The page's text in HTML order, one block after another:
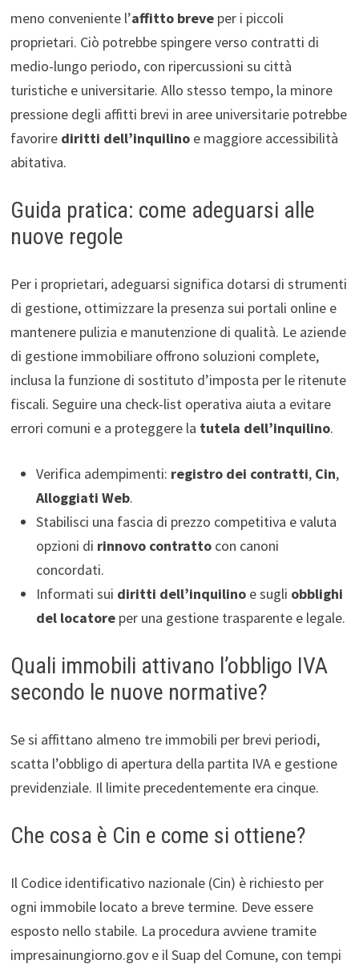
meno conveniente l’affitto breveper i piccoli
proprietari. Ciò potrebbe spingere verso contratti di
medio-lungo periodo, con ripercussioni su città
turistiche e universitarie. Allo stesso tempo, la minore
pressione degli affitti brevi in aree universitarie potrebbe
favorire diritti dell’inquilinoe maggiore accessibilità
abitativa.
Guida pratica: come adeguarsi alle
nuove regole
Per i proprietari, adeguarsi significa dotarsi di strumenti
di gestione, ottimizzare la presenza sui portali online e
mantenere pulizia e manutenzione di qualità. Le aziende
di gestione immobiliare offrono soluzioni complete,
inclusa la funzione di sostituto d’imposta per le ritenute
fiscali. Seguire una check-list operativa aiuta a evitare
errori comuni e a proteggere la tutela dell’inquilino.
Verifica adempimenti: registro dei contratti, Cin,
Alloggiati Web.
Stabilisci una fascia di prezzo competitiva e valuta
opzioni di rinnovo contrattocon canoni
concordati.
Informati sui diritti dell’inquilinoe sugli obblighi
del locatoreper una gestione trasparente e legale.
Quali immobili attivano l’obbligo IVA
secondo le nuove normative?
Se si affittano almeno tre immobili per brevi periodi,
scatta l’obbligo di apertura della partita IVA e gestione
previdenziale. Il limite precedentemente era cinque.
Che cosa è Cin e come si ottiene?
Il Codice identificativo nazionale (Cin) è richiesto per
ogni immobile locato a breve termine. Deve essere
esposto nello stabile. La procedura avviene tramite
impresainungiorno.gov e il Suap del Comune, con tempi